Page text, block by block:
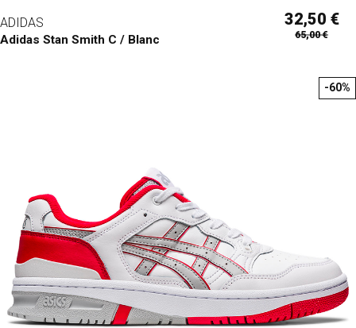
ADIDAS
Adidas Stan Smith C / Blanc
32,50 €
65,00 €
-60%